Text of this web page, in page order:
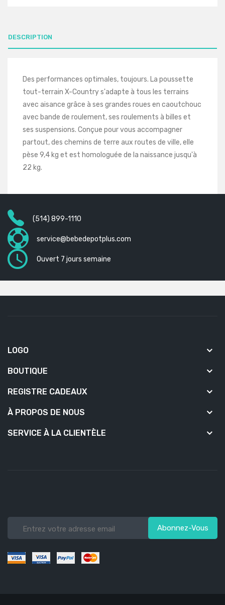
DESCRIPTION
Des performances optimales, toujours. La poussette
tout-terrain X-Country s'adapte à tous les terrains
avec aisance grâce à ses grandes roues en caoutchouc
avec bande de roulement, ses roulements à billes et
ses suspensions. Conçue pour vous accompagner
partout, des chemins de terre aux routes de ville, elle
pèse 9,4 kg et est homologuée de la naissance jusqu'à
22 kg.
(514) 899-1110
service@bebedepotplus.com
Ouvert 7 jours semaine
LOGO
BOUTIQUE
REGISTRE CADEAUX
À PROPOS DE NOUS
SERVICE À LA CLIENTÈLE
Abonnez-Vous